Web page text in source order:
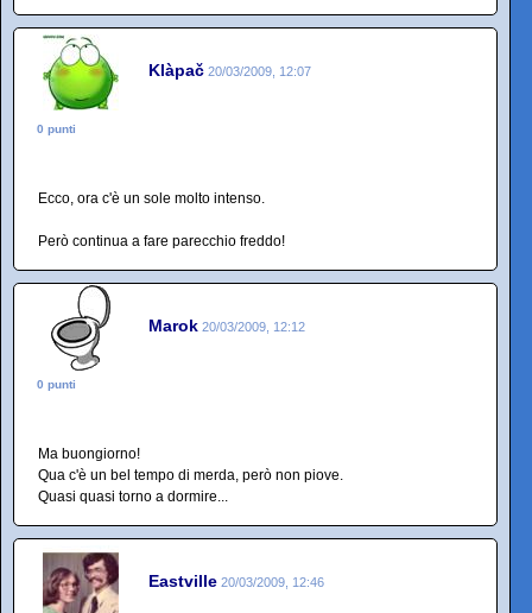
Klàpač 20/03/2009, 12:07
0 punti
Ecco, ora c'è un sole molto intenso.
Però continua a fare parecchio freddo!
Marok 20/03/2009, 12:12
0 punti
Ma buongiorno!
Qua c'è un bel tempo di merda, però non piove.
Quasi quasi torno a dormire...
Eastville 20/03/2009, 12:46